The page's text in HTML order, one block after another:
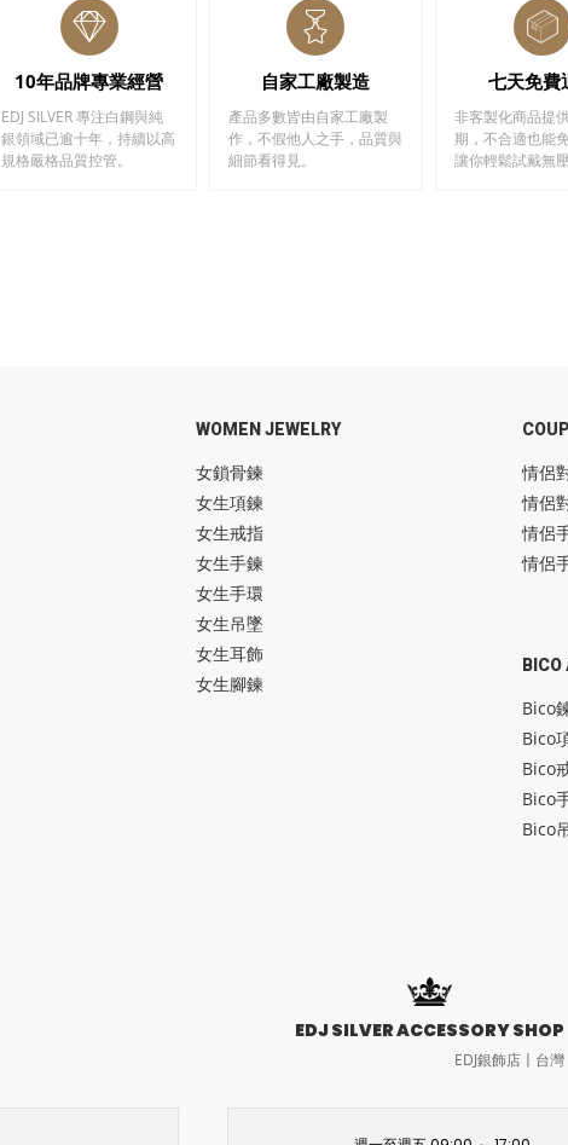
10年品牌專業經營
EDJ SILVER 專注白鋼與純
銀領域已逾十年，持續以高
規格嚴格品質控管。
自家工廠製造
產品多數皆由自家工廠製
作，不假他人之手，品質與
細節看得見。
七天免費
非客製化商品提
期，不合適也能
讓你輕鬆試戴無壓
WOMEN JEWELRY
女鎖骨鍊
女生項鍊
女生戒指
女生手鍊
女生手環
女生吊墜
女生耳飾
女生腳鍊
情侶
情侶
情侶
情侶
Bico
Bico
Bico
Bico
Bico
EDJ SILVER ACCESSORY SHOP
EDJ銀飾店〡台灣